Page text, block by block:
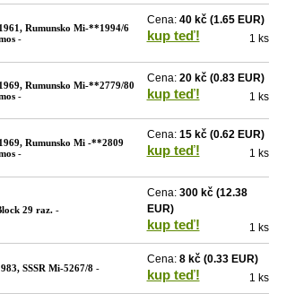
1961, Rumunsko Mi-**1994/6
-
Cena: 40 kč(1.65 EUR)
kup teď! 1 ks
1969, Rumunsko Mi-**2779/80
-
Cena: 20 kč(0.83 EUR)
kup teď! 1 ks
1969, Rumunsko Mi -**2809
-
Cena: 15 kč(0.62 EUR)
kup teď! 1 ks
29 raz.-
Cena: 300 kč(12.38
EUR)
kup teď! 1 ks
SSSR Mi-5267/8-
Cena: 8 kč(0.33 EUR)
kup teď! 1 ks